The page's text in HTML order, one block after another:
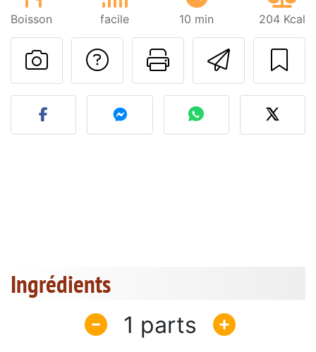
Boisson facile 10 min 204 Kcal
Imprimer
Poser une
Publier votre photo de
Ingrédients
1